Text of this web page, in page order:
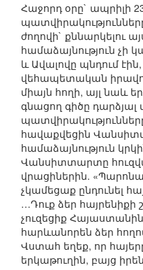
Հաջորդ օրը` ապրիլի
ժողովի` քննարկելու
համաձայնություն չի
և Ավալովը պնդում
վեհապետական
միայն հողի, այլ նաև
գնացող գիծը դարձյալ
հավաքվեցին
համաձայնություն
Վանսիտտարտը
վրացիներին.
չկամեցաք ընդունել
…Դուք ձեր
չուզեցիք
հարևանորեն ձեր
Վստահ եղեք, որ
երկաթուղին, բայց